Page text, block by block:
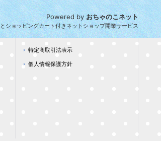
Powered byおちゃのこネット
ショッピングカート付きネットショップ開業サービス
特定商取引法表示
個人情報保護方針